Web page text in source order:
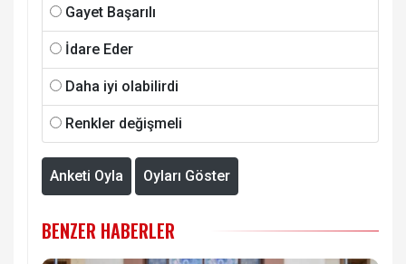
Gayet Başarılı
İdare Eder
Daha iyi olabilirdi
Renkler değişmeli
Anketi Oyla Oyları Göster
BENZER HABERLER